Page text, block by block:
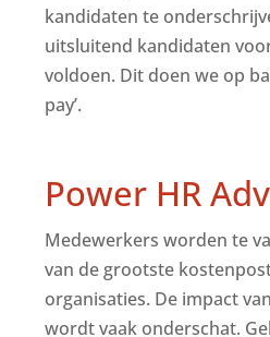
kandidaten te
uitsluitend kandidaten
voldoen. Dit doen we op
pay’.
Power HR
Medewerkers worden te
van de grootste
organisaties. De impact
wordt vaak onderschat.